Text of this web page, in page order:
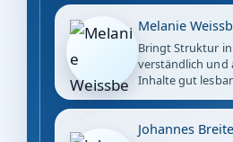
Melanie
Bringt Struktur
verständlich und
Inhalte gut
Johannes